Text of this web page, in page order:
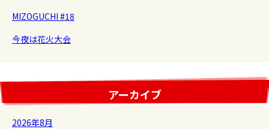
MIZOGUCHI #18
今夜は花火大会
アーカイブ
2026年8月